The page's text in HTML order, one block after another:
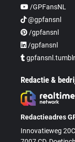
/GPFansNL
@gpfansnl
/gpfansnl
/gpfansnl
Redactie &
Redactieadres
Innovatieweg 20C